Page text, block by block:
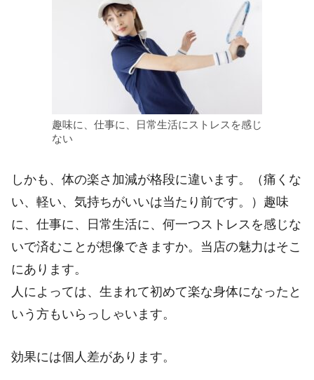
趣味に、仕事に、日常生活にストレスを感じ
ない
しかも、体の楽さ加減が格段に違います。（痛くな
い、軽い、気持ちがいいは当たり前です。）趣味
に、仕事に、日常生活に、何一つストレスを感じな
いで済むことが想像できますか。 当店の魅力はそこ
にあります。
人によっては、生まれて初めて楽な身体になったと
いう方もいらっしゃいます。
効果には個人差があります。